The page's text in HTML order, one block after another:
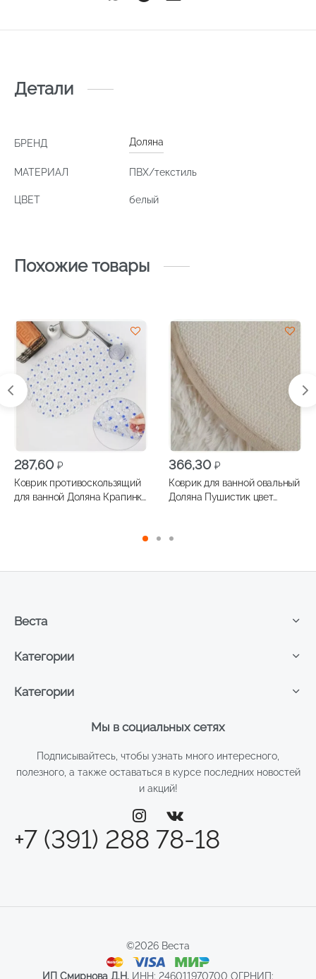
Детали
БРЕНД Доляна
МАТЕРИАЛ ПВХ/текстиль
ЦВЕТ белый
Похожие товары
287,60 ₽
Коврик противоскользящий
для ванной Доляна Крапинка
366,30 ₽
Коврик для ванной овальный
Доляна Пушистик цвет
Мы в социальных сетях
Подписывайтесь, чтобы узнать много интересного,
полезного, а также оставаться в курсе последних новостей
и акций!
+7 (391) 288 78-18
Категории
Категории
Веста
©2026 Веста
ИП Смирнова Д.Н. ИНН: 246011970700 ОГРНИП: